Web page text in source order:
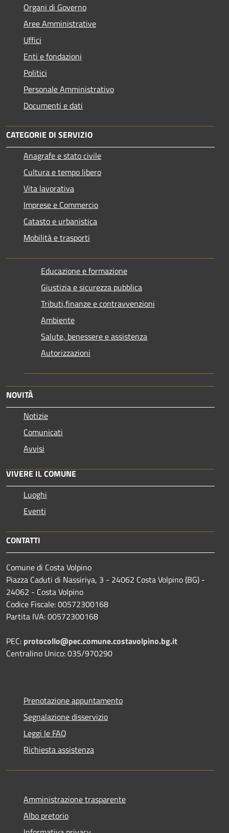
Organi di Governo
Aree Amministrative
Uffici
Enti e fondazioni
Politici
Personale Amministrativo
Documenti e dati
CATEGORIE DI SERVIZIO
Anagrafe e stato civile
Cultura e tempo libero
Vita lavorativa
Imprese e Commercio
Catasto e urbanistica
Mobilità e trasporti
Educazione e formazione
Giustizia e sicurezza pubblica
Tributi,finanze e contravvenzioni
Ambiente
Salute, benessere e assistenza
Autorizzazioni
NOVITÀ
Notizie
Comunicati
Avvisi
VIVERE IL COMUNE
Luoghi
Eventi
CONTATTI
Comune di Costa Volpino
Piazza Caduti di Nassiriya, 3 - 24062 Costa Volpino (BG) -
24062 - Costa Volpino
Codice Fiscale: 00572300168
Partita IVA: 00572300168
PEC: protocollo@pec.comune.costavolpino.bg.it
Centralino Unico: 035/970290
Prenotazione appuntamento
Segnalazione disservizio
Leggi le FAQ
Richiesta assistenza
Amministrazione trasparente
Albo pretorio